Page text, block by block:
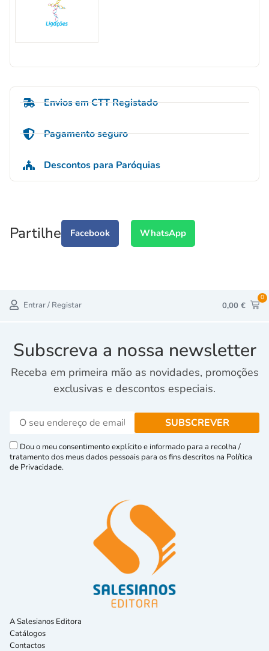
Envios em CTT Registado
Pagamento seguro
Descontos para Paróquias
Partilhe Facebook WhatsApp
Entrar / Registar 0,00 €
0
Subscreva a nossa newsletter
Receba em primeira mão as novidades, promoções
exclusivas e descontos especiais.
Dou o meu consentimento explícito e informado para a recolha /
tratamento dos meus dados pessoais para os fins descritos na Política
de Privacidade.
A Salesianos Editora
Catálogos
Contactos